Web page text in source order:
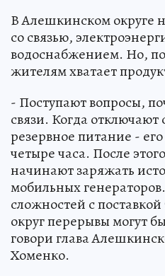
В Алешкинском округе
со связью,
водоснабжением. Но,
жителям хватает
- Поступают вопросы,
связи. Когда отключают
резервное питание -
четыре часа. После
начинают заряжать
мобильных
сложностей с
округ перерывы могут
говори глава
Хоменко.